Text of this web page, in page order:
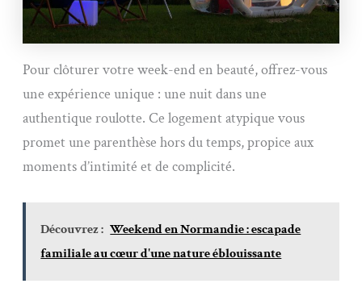
Pour clôturer votre week-end en beauté, offrez-vous
une expérience unique : une nuit dans une
authentique roulotte. Ce logement atypique vous
promet une parenthèse hors du temps, propice aux
moments d’intimité et de complicité.
Découvrez : Weekend en Normandie : escapade
familiale au cœur d'une nature éblouissante